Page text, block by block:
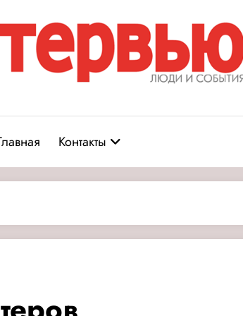
Люди и
Контакты